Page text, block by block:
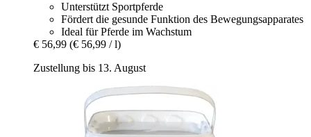
Unterstützt Sportpferde
Fördert die gesunde Funktion des Bewegungsapparates
Ideal für Pferde im Wachstum
€ 56,99 (€ 56,99 / l)
Zustellung bis 13. August